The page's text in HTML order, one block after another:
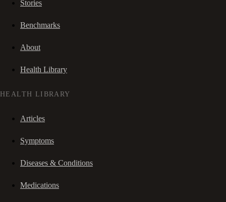
Stories
Benchmarks
About
Health Library
HEALTH LIBRARY
Articles
Symptoms
Diseases & Conditions
Medications